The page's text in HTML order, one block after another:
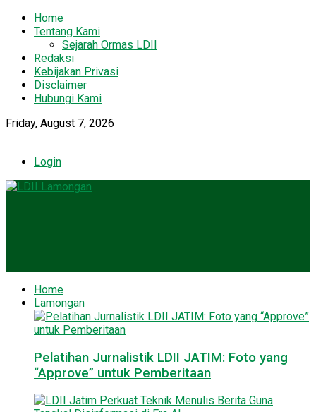
Home
Tentang Kami
Sejarah Ormas LDII
Redaksi
Kebijakan Privasi
Disclaimer
Hubungi Kami
Friday, August 7, 2026
Login
Home
Lamongan
Pelatihan Jurnalistik LDII JATIM: Foto yang
“Approve” untuk Pemberitaan